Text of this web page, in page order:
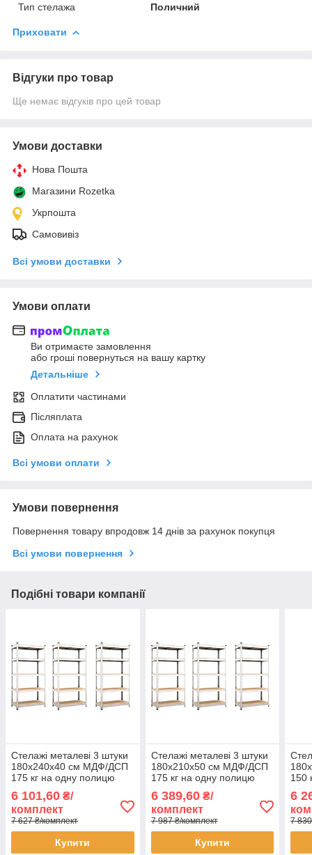
Тип стелажа Поличний
Приховати
Відгуки про товар
Ще немає відгуків про цей товар
Умови доставки
Нова Пошта
Магазини Rozetka
Укрпошта
Самовивіз
Всі умови доставки
Умови оплати
Ви отримаєте замовлення
або гроші повернуться на вашу картку
Детальніше
Оплатити частинами
Післяплата
Оплата на рахунок
Всі умови оплати
Умови повернення
Повернення товару впродовж 14 днів за рахунок покупця
Всі умови повернення
Подібні товари компанії
Стелажі металеві 3 штуки
180х240х40 см МДФ/ДСП
175 кг на одну полицю
комплект
6 101,60 ₴/
комплект
7 627 ₴/комплект
Купити
Стелажі металеві 3 штуки
180х210х50 см МДФ/ДСП
175 кг на одну полицю
комплект
6 389,60₴/
комплект
7 987 ₴/комплект
Купити
150
6
7